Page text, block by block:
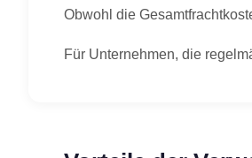
Obwohl die
Für Unternehmen, die